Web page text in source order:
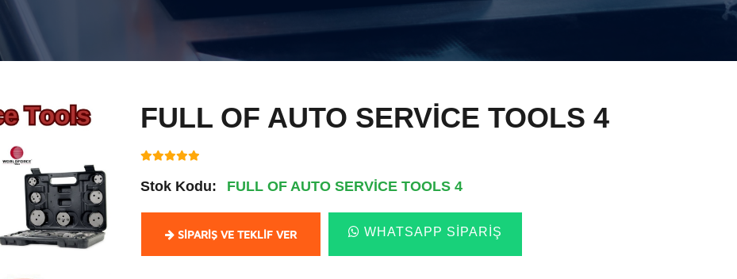
FULL OF AUTO SERVİCE TOOLS 4
Stok Kodu: FULL OF AUTO SERVİCE TOOLS 4
SIPARIŞ VE TEKLIF VER WHATSAPP SIPARIŞ